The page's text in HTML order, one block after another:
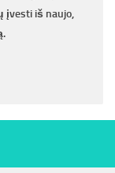
įvesti iš naujo,